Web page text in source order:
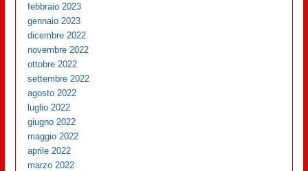
febbraio 2023
gennaio 2023
dicembre 2022
novembre 2022
ottobre 2022
settembre 2022
agosto 2022
luglio 2022
giugno 2022
maggio 2022
aprile 2022
marzo 2022